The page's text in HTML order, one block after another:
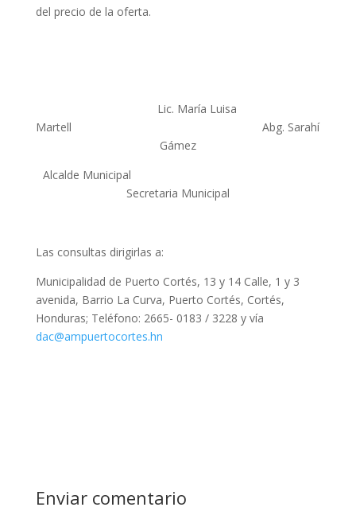
del precio de la oferta.
Lic. María Luisa
Martell Abg. Sarahí
Gámez
Alcalde Municipal
Secretaria Municipal
Las consultas dirigirlas a:
Municipalidad de Puerto Cortés, 13 y 14 Calle, 1 y 3
avenida, Barrio La Curva, Puerto Cortés, Cortés,
Honduras; Teléfono: 2665- 0183 / 3228 y vía
dac@ampuertocortes.hn
Enviar comentario